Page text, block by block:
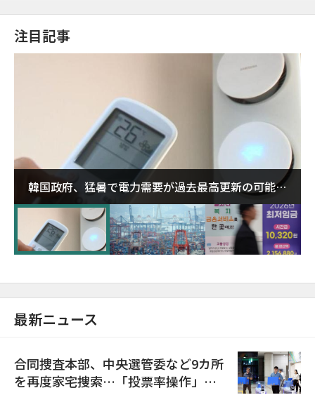
注目記事
韓国政府、猛暑で電力需要が過去最高更新の可能性
に需給対応体制を点検
最新ニュース
合同捜査本部、中央選管委など9カ所
を再度家宅捜索…「投票率操作」の